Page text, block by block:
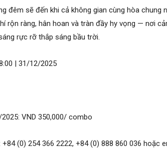
đêm sẽ đến khi cả không gian cùng hòa chung
rộn ràng, hân hoan và tràn đầy hy vọng — nơi
rực rỡ thắp sáng bầu trời.
| 31/12/2025
VND 350,000/ combo
(0) 254 366 2222, +84 (0) 888 860 036 hoặc